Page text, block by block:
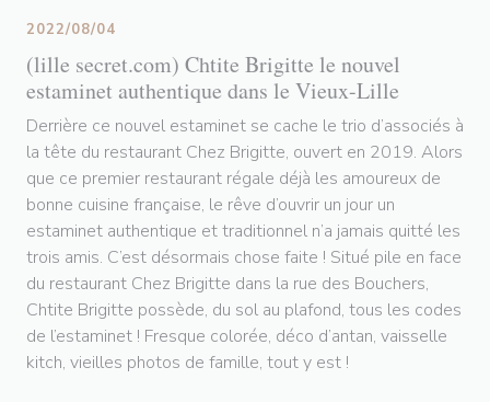
(lille secret.com) Chtite Brigitte le nouvel
estaminet authentique dans le Vieux-Lille
2022/08/04
Derrière ce nouvel estaminet se cache le trio d’associés à
la tête du restaurant Chez Brigitte, ouvert en 2019. Alors
que ce premier restaurant régale déjà les amoureux de
bonne cuisine française, le rêve d’ouvrir un jour un
estaminet authentique et traditionnel n’a jamais quitté les
trois amis. C’est désormais chose faite ! Situé pile en face
du restaurant Chez Brigitte dans la rue des Bouchers,
Chtite Brigitte possède, du sol au plafond, tous les codes
de l’estaminet ! Fresque colorée, déco d’antan, vaisselle
kitch, vieilles photos de famille, tout y est !